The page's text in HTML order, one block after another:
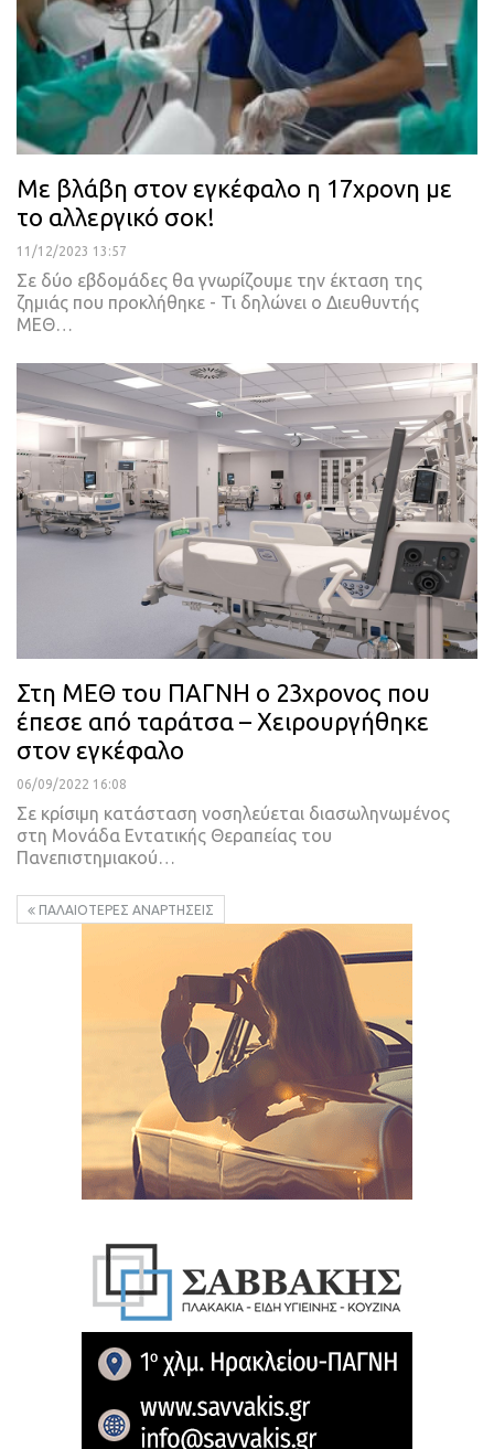
Με βλάβη στον εγκέφαλο η 17χρονη με
το αλλεργικό σοκ!
11/12/2023 13:57
Σε δύο εβδομάδες θα γνωρίζουμε την έκταση της
ζημιάς που προκλήθηκε - Τι δηλώνει ο Διευθυντής
ΜΕΘ…
Στη ΜΕΘ του ΠΑΓΝΗ ο 23χρονος που
έπεσε από ταράτσα – Χειρουργήθηκε
στον εγκέφαλο
06/09/2022 16:08
Σε κρίσιμη κατάσταση νοσηλεύεται διασωληνωμένος
στη Μονάδα Εντατικής Θεραπείας του
Πανεπιστημιακού
ΠΑΛΑΙΌΤΕΡΕΣ ΑΝΑΡΤΉΣΕΙΣ